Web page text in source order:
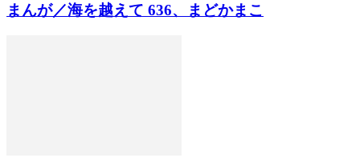
まんが／海を越えて 636、まどかまこ